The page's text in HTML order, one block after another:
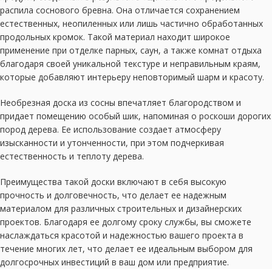
распила соснового бревна. Она отличается сохранением
естественных, неопиленных или лишь частично обработанных
продольных кромок. Такой материал находит широкое
применение при отделке парных, саун, а также комнат отдыха
благодаря своей уникальной текстуре и неправильным краям,
которые добавляют интерьеру неповторимый шарм и красоту.
Необрезная доска из сосны впечатляет благородством и
придает помещению особый шик, напоминая о роскоши дорогих
пород дерева. Ее использование создает атмосферу
изысканности и утонченности, при этом подчеркивая
естественность и теплоту дерева.
Преимущества такой доски включают в себя высокую
прочность и долговечность, что делает ее надежным
материалом для различных строительных и дизайнерских
проектов. Благодаря ее долгому сроку службы, вы сможете
наслаждаться красотой и надежностью вашего проекта в
течение многих лет, что делает ее идеальным выбором для
долгосрочных инвестиций в ваш дом или предприятие.